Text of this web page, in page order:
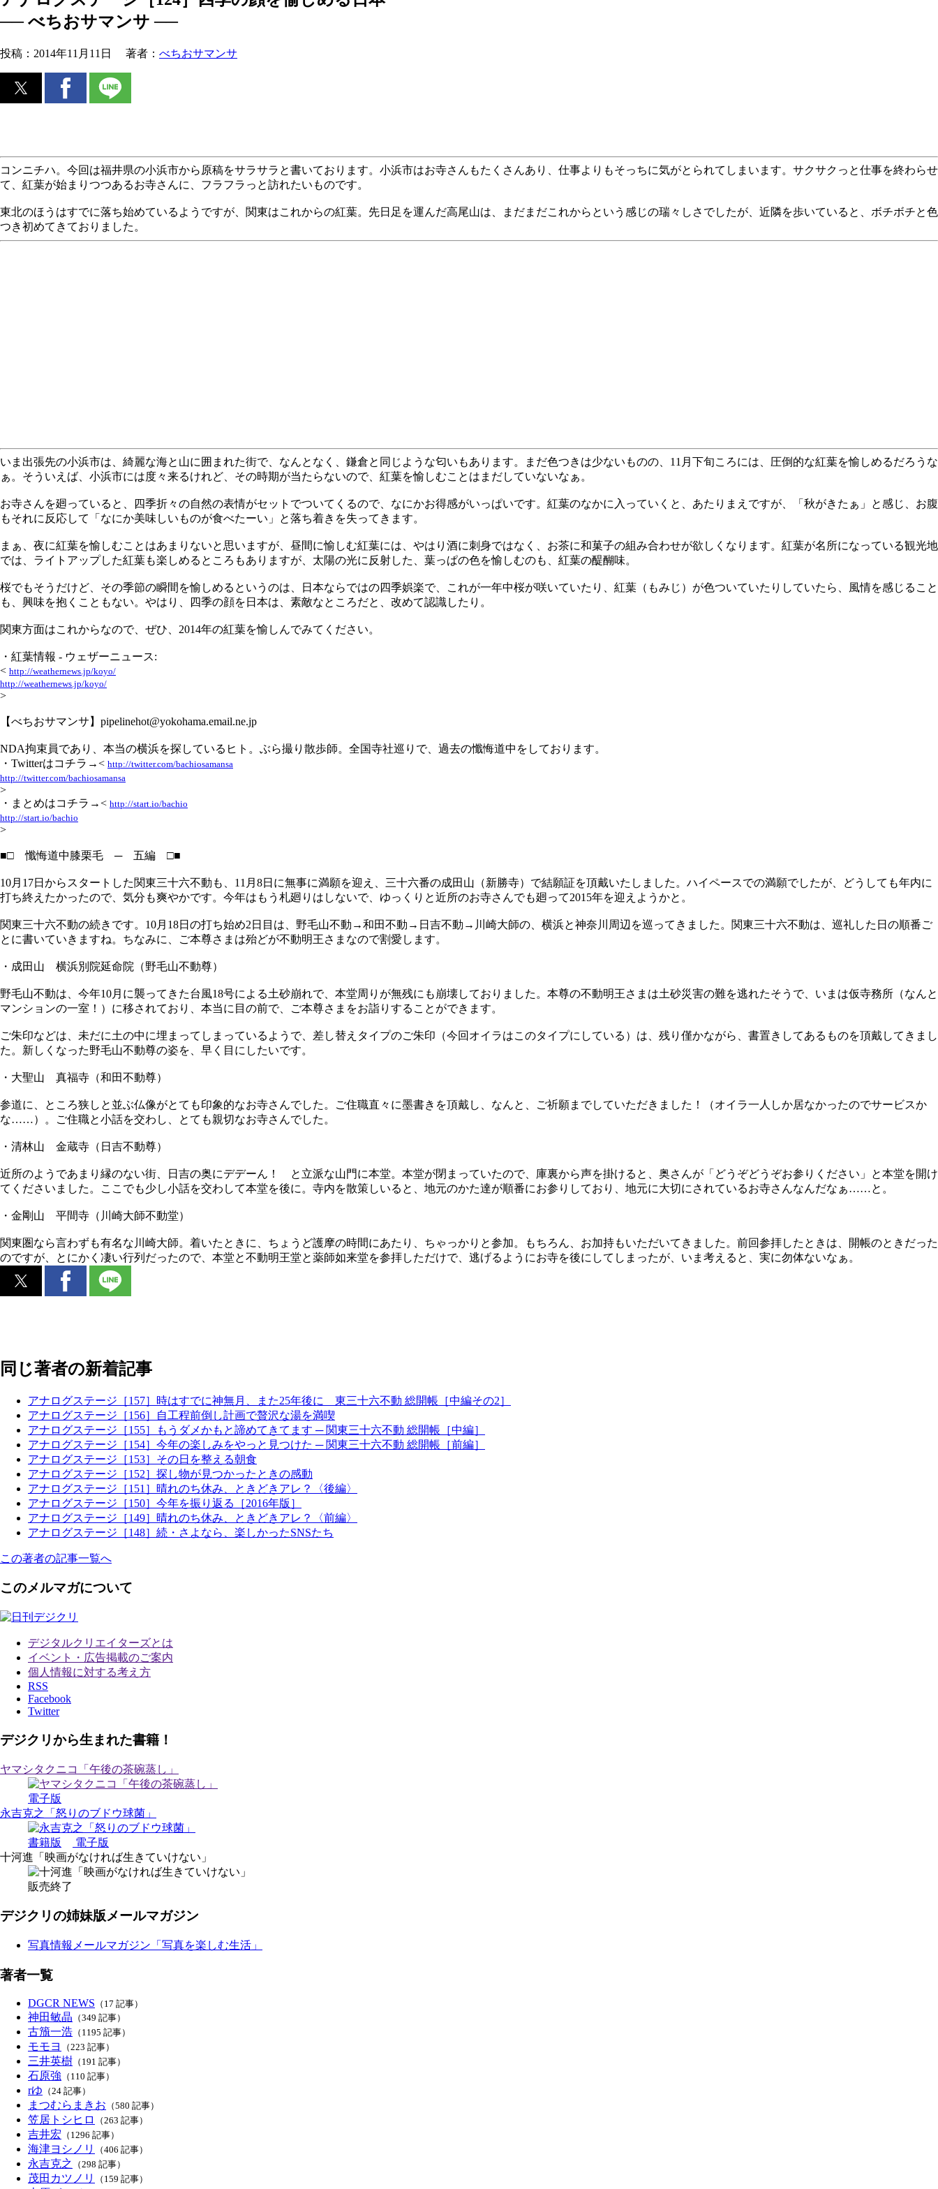
── べちおサマンサ ──
投稿： 2014年11月11日 著者： べちおサマンサ
コンニチハ。今回は福井県の小浜市から原稿をサラサラと書いております。小浜市はお寺さんもたくさんあり、仕事よりもそっちに気がとられてしまいます。サクサクっと仕事を終わらせ
て、紅葉が始まりつつあるお寺さんに、フラフラっと訪れたいものです。
東北のほうはすでに落ち始めているようですが、関東はこれからの紅葉。先日足を運んだ高尾山は、まだまだこれからという感じの瑞々しさでしたが、近隣を歩いていると、ボチボチと色
つき初めてきておりました。
いま出張先の小浜市は、綺麗な海と山に囲まれた街で、なんとなく、鎌倉と同じような匂いもあります。まだ色つきは少ないものの、11月下旬ころには、圧倒的な紅葉を愉しめるだろうな
ぁ。そういえば、小浜市には度々来るけれど、その時期が当たらないので、紅葉を愉しむことはまだしていないなぁ。
お寺さんを廻っていると、四季折々の自然の表情がセットでついてくるので、なにかお得感がいっぱいです。紅葉のなかに入っていくと、あたりまえですが、「秋がきたぁ」と感じ、お腹
もそれに反応して「なにか美味しいものが食べたーい」と落ち着きを失ってきます。
まぁ、夜に紅葉を愉しむことはあまりないと思いますが、昼間に愉しむ紅葉には、やはり酒に刺身ではなく、お茶に和菓子の組み合わせが欲しくなります。紅葉が名所になっている観光地
では、ライトアップした紅葉も楽しめるところもありますが、太陽の光に反射した、葉っぱの色を愉しむのも、紅葉の醍醐味。
桜でもそうだけど、その季節の瞬間を愉しめるというのは、日本ならではの四季娯楽で、これが一年中桜が咲いていたり、紅葉（もみじ）が色ついていたりしていたら、風情を感じること
も、興味を抱くこともない。やはり、四季の顔を日本は、素敵なところだと、改めて認識したり。
関東方面はこれからなので、ぜひ、2014年の紅葉を愉しんでみてください。
・紅葉情報 - ウェザーニュース:
< http://weathernews.jp/koyo/
http://weathernews.jp/koyo/
>
【べちおサマンサ】pipelinehot@yokohama.email.ne.jp
NDA拘束員であり、本当の横浜を探しているヒト。ぶら撮り散歩師。全国寺社巡りで、過去の懺悔道中をしております。
・Twitterはコチラ→< http://twitter.com/bachiosamansa
http://twitter.com/bachiosamansa
>
・まとめはコチラ→< http://start.io/bachio
http://start.io/bachio
>
■□ 懺悔道中膝栗毛 ─ 五編 □■
10月17日からスタートした関東三十六不動も、11月8日に無事に満願を迎え、三十六番の成田山（新勝寺）で結願証を頂戴いたしました。ハイペースでの満願でしたが、どうしても年内に
打ち終えたかったので、気分も爽やかです。今年はもう札廻りはしないで、ゆっくりと近所のお寺さんでも廻って2015年を迎えようかと。
関東三十六不動の続きです。10月18日の打ち始め2日目は、野毛山不動→和田不動→日吉不動→川崎大師の、横浜と神奈川周辺を巡ってきました。関東三十六不動は、巡礼した日の順番ご
とに書いていきますね。ちなみに、ご本尊さまは殆どが不動明王さまなので割愛します。
・成田山 横浜別院延命院（野毛山不動尊）
野毛山不動は、今年10月に襲ってきた台風18号による土砂崩れで、本堂周りが無残にも崩壊しておりました。本尊の不動明王さまは土砂災害の難を逃れたそうで、いまは仮寺務所（なんと
マンションの一室！）に移されており、本当に目の前で、ご本尊さまをお詣りすることができます。
ご朱印などは、未だに土の中に埋まってしまっているようで、差し替えタイプのご朱印（今回オイラはこのタイプにしている）は、残り僅かながら、書置きしてあるものを頂戴してきまし
た。新しくなった野毛山不動尊の姿を、早く目にしたいです。
・大聖山 真福寺（和田不動尊）
参道に、ところ狭しと並ぶ仏像がとても印象的なお寺さんでした。ご住職直々に墨書きを頂戴し、なんと、ご祈願までしていただきました！（オイラ一人しか居なかったのでサービスか
な……）。ご住職と小話を交わし、とても親切なお寺さんでした。
・清林山 金蔵寺（日吉不動尊）
近所のようであまり縁のない街、日吉の奥にデデーん！ と立派な山門に本堂。本堂が閉まっていたので、庫裏から声を掛けると、奥さんが「どうぞどうぞお参りください」と本堂を開け
てくださいました。ここでも少し小話を交わして本堂を後に。寺内を散策しいると、地元のかた達が順番にお参りしており、地元に大切にされているお寺さんなんだなぁ……と。
・金剛山 平間寺（川崎大師不動堂）
関東圏なら言わずも有名な川崎大師。着いたときに、ちょうど護摩の時間にあたり、ちゃっかりと参加。もちろん、お加持もいただいてきました。前回参拝したときは、開帳のときだった
のですが、とにかく凄い行列だったので、本堂と不動明王堂と薬師如来堂を参拝しただけで、逃げるようにお寺を後にしてしまったが、いま考えると、実に勿体ないなぁ。
同じ著者の新着記事
アナログステージ［157］時はすでに神無月、また25年後に 東三十六不動 総開帳［中編その2］
アナログステージ［156］自工程前倒し計画で贅沢な湯を満喫
アナログステージ［155］もうダメかもと諦めてきてます ─ 関東三十六不動 総開帳［中編］
アナログステージ［154］今年の楽しみをやっと見つけた ─ 関東三十六不動 総開帳［前編］
アナログステージ［153］その日を整える朝食
アナログステージ［152］探し物が見つかったときの感動
アナログステージ［151］晴れのち休み、ときどきアレ？〈後編〉
アナログステージ［150］今年を振り返る［2016年版］
アナログステージ［149］晴れのち休み、ときどきアレ？〈前編〉
アナログステージ［148］続・さよなら、楽しかったSNSたち
この著者の記事一覧へ
このメルマガについて
デジタルクリエイターズとは
イベント・広告掲載のご案内
個人情報に対する考え方
RSS
Facebook
Twitter
デジクリから生まれた書籍！
ヤマシタクニコ「午後の茶碗蒸し」
電子版
永吉克之「怒りのブドウ球菌」
書籍版
電子版
十河進「映画がなければ生きていけない」
販売終了
デジクリの姉妹版メールマガジン
写真情報メールマガジン「写真を楽しむ生活」
著者一覧
DGCR NEWS （17 記事）
神田敏晶 （349 記事）
古籏一浩 （1195 記事）
モモヨ （223 記事）
三井英樹 （191 記事）
石原強 （110 記事）
rゆ （24 記事）
まつむらまきお （580 記事）
笠居トシヒロ （263 記事）
吉井宏 （1296 記事）
海津ヨシノリ （406 記事）
永吉克之 （298 記事）
茂田カツノリ （159 記事）